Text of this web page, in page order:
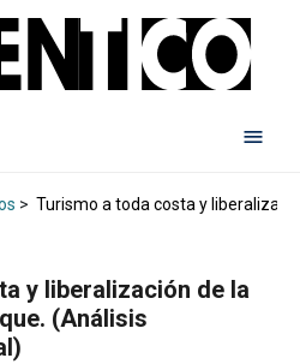
> Turismo a toda costa y
y liberalización de la
(Análisis